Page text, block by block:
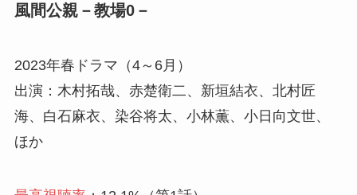
風間公親－教場0－
2023年春ドラマ（4～6月）
出演：木村拓哉、赤楚衛二、新垣結衣、北村匠
海、白石麻衣、染谷将太、小林薫、小日向文世、
ほか